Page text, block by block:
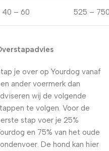
40 – 60 525 –
je over op Yourdog vanaf
ander voermerk dan
wij de volgende
te volgen. Voor de
stap voer je 25%
en 75% van het oude
De hond kan hier